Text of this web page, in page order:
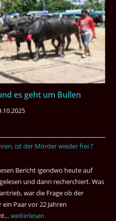
es geht um Bullen
ist der Mörder wieder frei ?
Bericht igendwo heute auf
und dann recherchiert. Was
war die Frage ob der
ein Paar vor 22 Jahren
Nach
weiterlesen